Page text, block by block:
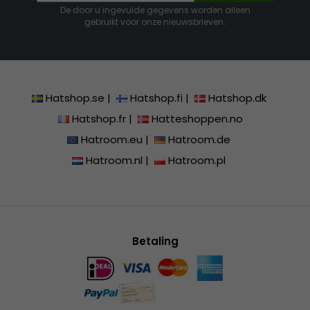
De door u ingevulde gegevens worden alleen
gebruikt voor onze nieuwsbrieven.
Hatshop.se | Hatshop.fi |
Hatshop.dk
Hatshop.fr|
Hatteshoppen.no
Hatroom.eu |
Hatroom.de
Hatroom.nl | Hatroom.pl
Betaling